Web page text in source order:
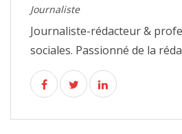
Journaliste
Journaliste-rédacteur &
sociales. Passionné de la